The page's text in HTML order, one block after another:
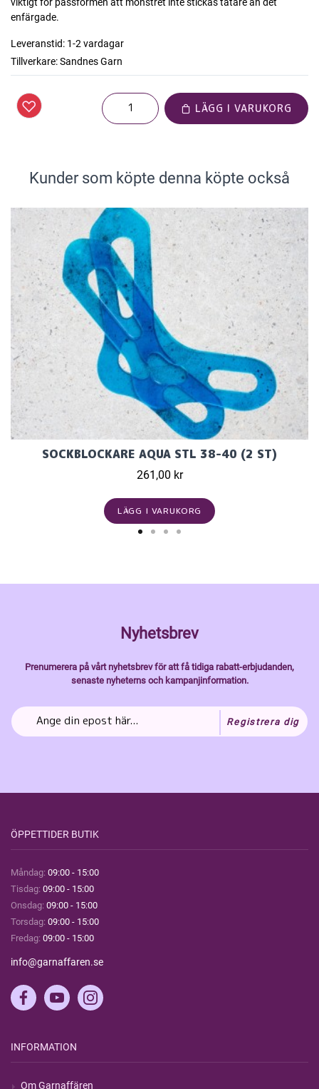
enfärgade.
Leveranstid: 1-2 vardagar
Tillverkare:Sandnes Garn
LÄGG I VARUKORG
Kunder som köpte denna köpte också
SOCKBLOCKARE AQUA STL 38-40 (2 ST)
261,00 kr
LÄGG I VARUKORG
Nyhetsbrev
Prenumerera på vårt nyhetsbrev för att få tidiga rabatt-erbjudanden,
senaste nyheterns och kampanjinformation.
Registrera dig
ÖPPETTIDER BUTIK
Måndag: 09:00 - 15:00
Tisdag: 09:00 - 15:00
Onsdag: 09:00 - 15:00
Torsdag: 09:00 - 15:00
Fredag: 09:00 - 15:00
info@garnaffaren.se
INFORMATION
Om Garnaffären